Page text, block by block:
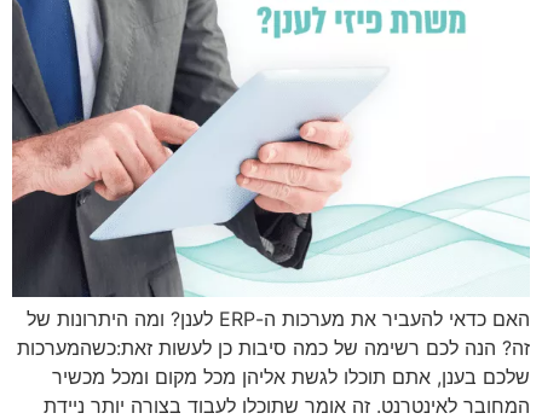
האם כדאי להעביר את מערכות ה-ERP לענן? ומה היתרונות של
זה? הנה לכם רשימה של כמה סיבות כן לעשות זאת:כשהמערכות
שלכם בענן, אתם תוכלו לגשת אליהן מכל מקום ומכל מכשיר
המחובר לאינטרנט. זה אומר שתוכלו לעבוד בצורה יותר ניידת